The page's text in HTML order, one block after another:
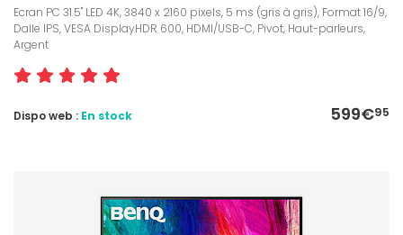
Ecran PC 31.5" LED 4K, 3840 x 2160 pixels, 5 ms (gris à gris), Format 16/9,
Dalle IPS, VESA DisplayHDR 600, HDMI/USB-C, Pivot, Haut-parleurs,
Argent
599€95
Dispo web : En stock